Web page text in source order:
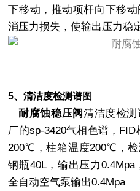
下移动，推动项杆向下移
消压力损失，使输出压力稳
5、清洁度检测谱图
耐腐蚀稳压阀清洁度检
厂的sp-3420气相色谱，
200℃，柱箱温度200℃，
钢瓶40L，输出压力0.4Mpa
全自动空气泵输出0.4Mpa